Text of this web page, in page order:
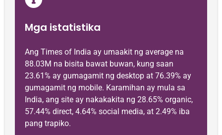
Mga istatistika
Ang Times of India ay umaakit ng average na
88.03M na bisita bawat buwan, kung saan
23.61% ay gumagamit ng desktop at 76.39% ay
gumagamit ng mobile. Karamihan ay mula sa
India, ang site ay nakakakita ng 28.65% organic,
57.44% direct, 4.64% social media, at 2.49% iba
pang trapiko.